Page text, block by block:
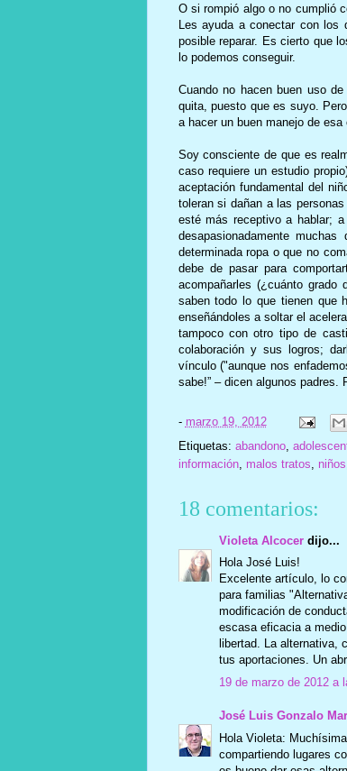
O si rompió algo o no cumplió
Les ayuda a conectar con los
posible reparar. Es cierto que
lo podemos conseguir.
Cuando no hacen buen uso
quita, puesto que es suyo.
a hacer un buen manejo de esa
Soy consciente de que es
caso requiere un estudio
aceptación fundamental del
toleran si dañan a las
esté más receptivo a hablar;
desapasionadamente
determinada ropa o que no
debe de pasar para
acompañarles (¿cuánto
saben todo lo que tienen que
enseñándoles a soltar el
tampoco con otro tipo de
colaboración y sus logros;
vínculo ("aunque nos
sabe!” – dicen algunos padres.
- marzo 19, 2012
Etiquetas: abandono,
información, malos tratos niños
18 comentarios:
Violeta Alcocerdijo...
Hola José Luis!
Excelente artículo, lo
para familias
modificación de
escasa eficacia a
libertad. La alternativa,
tus aportaciones. Un
19 de marzo de 2012 a
José Luis Gonzalo
Hola Violeta:
compartiendo lugares